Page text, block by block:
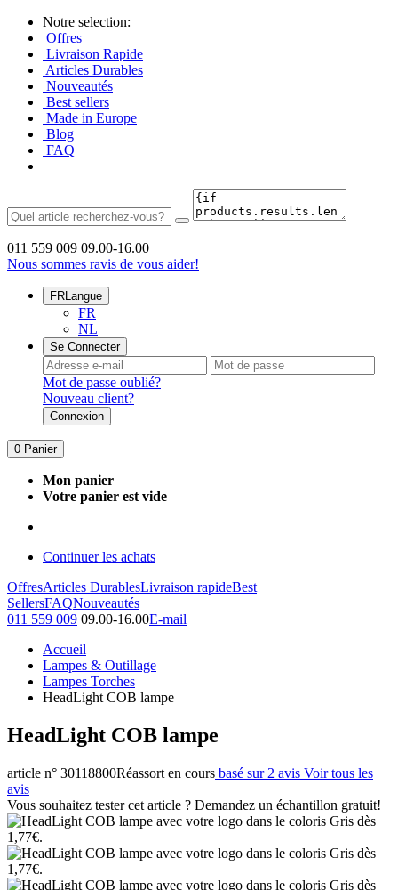
Notre selection:
Offres
Livraison Rapide
Articles Durables
Nouveautés
Best sellers
Made in Europe
Blog
FAQ
011 559 009 09.00-16.00
Nous sommes ravis de vous aider!
FRLangue
FR
NL
Se Connecter
Mot de passe oublié?
Nouveau client?
Connexion
0 Panier
Mon panier
Votre panier est vide
Continuer les achats
OffresArticles DurablesLivraison rapideBest
SellersFAQNouveautés
011 559 009 09.00-16.00E-mail
Accueil
Lampes & Outillage
Lampes Torches
HeadLight COB lampe
HeadLight COB lampe
article n° 30118800Réassort en cours basé sur 2 avis Voir tous les
avis
Vous souhaitez tester cet article ? Demandez un échantillon gratuit!